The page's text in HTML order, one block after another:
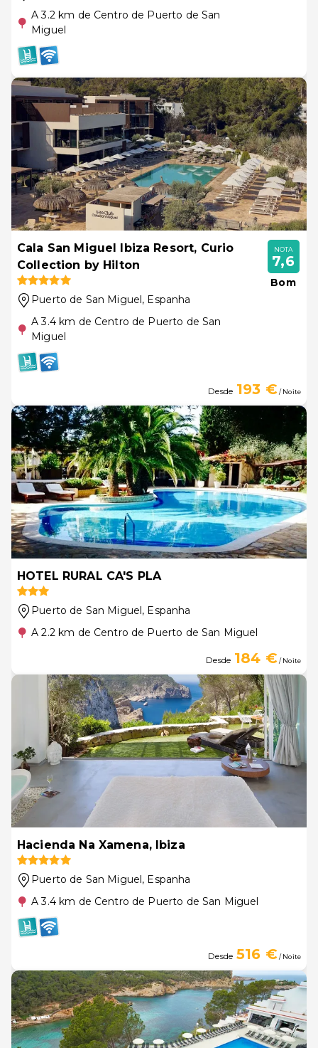
A 3.2 km de Centro de Puerto de San
Miguel
Cala San Miguel Ibiza Resort, Curio
Collection by Hilton
Puerto de San Miguel, Espanha
A 3.4 km de Centro de Puerto de San
Miguel
NOTA
7,6
Bom
Desde 193 €/ Noite
HOTEL RURAL CA'S PLA
Puerto de San Miguel, Espanha
A 2.2 km de Centro de Puerto de San Miguel
Desde 184 €/ Noite
Hacienda Na Xamena, Ibiza
Puerto de San Miguel, Espanha
A 3.4 km de Centro de Puerto de San Miguel
Desde 516 €/ Noite